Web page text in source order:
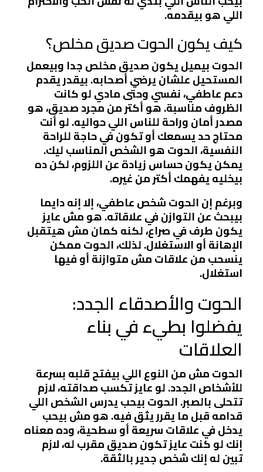
اللي هو بيقدمه.
كيف يكون الحوت صديق مخلص؟
الحوت بيميل يكون صديق مخلص جدا وبيعمل
المستحيل علشان يرضي أصحابه. بيقدر يقدم
دعم عاطفي، نفسي وحتى مادي لو كانت
الظروف مناسبة. هو أكتر من مجرد صديق، هو
مصدر أمان وراحة للناس اللي حواليه. لو أنت
محتاج حد يسمعك أو تكون في حاجة للراحة
النفسية، الحوت هو الشخص المناسب ليك.
يمكن يكون حساس زيادة عن اللزوم، لكن ده
بيخليه يفهمك أكتر من غيره.
وبرغم إن الحوت شخص عاطفي، إلا إنه دايما
بيبحث عن التوازن في علاقاته. هو مش عايز
يكون طرف في صراع، لكنه كمان مش هيتقبل
الإهانة أو الاستغلال. لذلك، الحوت ممكن
ينسحب من علاقات مش متوازنة أو فيها
استغلال.
الحوت والأصدقاء الجدد:
يفضلوا بطيء في بناء
العلاقات
الحوت مش من النوع اللي بيفتح قلبه بسرعة
للأشخاص الجدد. لو عايز تكسب صداقته، لازم
تتحلى بالصبر. الحوت بيحب يدرس الشخص اللي
قدامه قبل ما يقرر يثق فيه. هو مش بيحب
يدخل في علاقات سريعة أو سطحية، وده معناه
إنك لو كنت عايز تكون صديق مقرب له، لازم
تبين له إنك شخص جدير بالثقة.